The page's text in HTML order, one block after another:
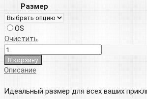
000р.
Размер
OS
Очистить
В корзину
Описание
Идеальный размер для всех ваших